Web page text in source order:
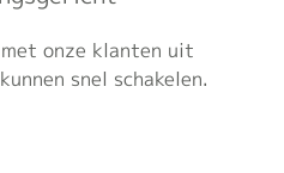
onze klanten uit
snel schakelen.